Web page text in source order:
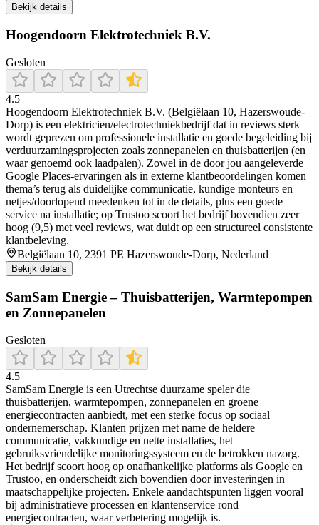
Bekijk details
Hoogendoorn Elektrotechniek B.V.
Gesloten
4.5
Hoogendoorn Elektrotechniek B.V. (Belgiëlaan 10, Hazerswoude-
Dorp) is een elektricien/electrotechniekbedrijf dat in reviews sterk
wordt geprezen om professionele installatie en goede begeleiding bij
verduurzamingsprojecten zoals zonnepanelen en thuisbatterijen (en
waar genoemd ook laadpalen). Zowel in de door jou aangeleverde
Google Places-ervaringen als in externe klantbeoordelingen komen
thema’s terug als duidelijke communicatie, kundige monteurs en
netjes/doorlopend meedenken tot in de details, plus een goede
service na installatie; op Trustoo scoort het bedrijf bovendien zeer
hoog (9,5) met veel reviews, wat duidt op een structureel consistente
klantbeleving.
Belgiëlaan 10, 2391 PE Hazerswoude-Dorp, Nederland
Bekijk details
SamSam Energie – Thuisbatterijen, Warmtepompen
en Zonnepanelen
Gesloten
4.5
SamSam Energie is een Utrechtse duurzame speler die
thuisbatterijen, warmtepompen, zonnepanelen en groene
energiecontracten aanbiedt, met een sterke focus op sociaal
ondernemerschap. Klanten prijzen met name de heldere
communicatie, vakkundige en nette installaties, het
gebruiksvriendelijke monitoringssysteem en de betrokken nazorg.
Het bedrijf scoort hoog op onafhankelijke platforms als Google en
Trustoo, en onderscheidt zich bovendien door investeringen in
maatschappelijke projecten. Enkele aandachtspunten liggen vooral
bij administratieve processen en klantenservice rond
energiecontracten, waar verbetering mogelijk is.